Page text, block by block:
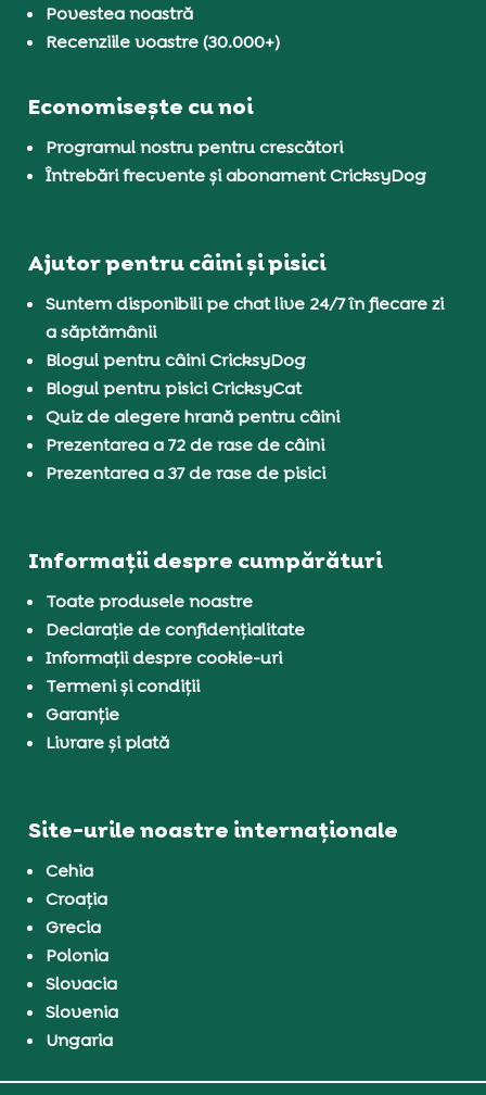
Povestea noastră
Recenziile voastre (30.000+)
Economisește cu noi
Programul nostru pentru crescători
Întrebări frecvente și abonament CricksyDog
Ajutor pentru câini și pisici
Suntem disponibili pe chat live 24/7 în fiecare zi
a săptămânii
Blogul pentru câini CricksyDog
Blogul pentru pisici CricksyCat
Quiz de alegere hrană pentru câini
Prezentarea a 72 de rase de câini
Prezentarea a 37 de rase de pisici
Informații despre cumpărături
Toate produsele noastre
Declarație de confidențialitate
Informații despre cookie-uri
Termeni și condiții
Garanție
Livrare și plată
Site-urile noastre internaționale
Cehia
Croația
Grecia
Polonia
Slovacia
Slovenia
Ungaria